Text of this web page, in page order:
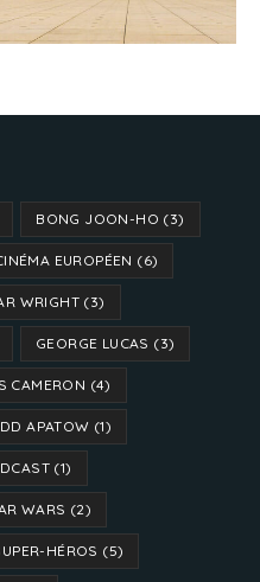
BONG JOON-HO (3)
EUROPÉEN (6)
WRIGHT (3)
GEORGE LUCAS (3)
CAMERON (4)
APATOW (1)
(1)
WARS (2)
HÉROS (5)